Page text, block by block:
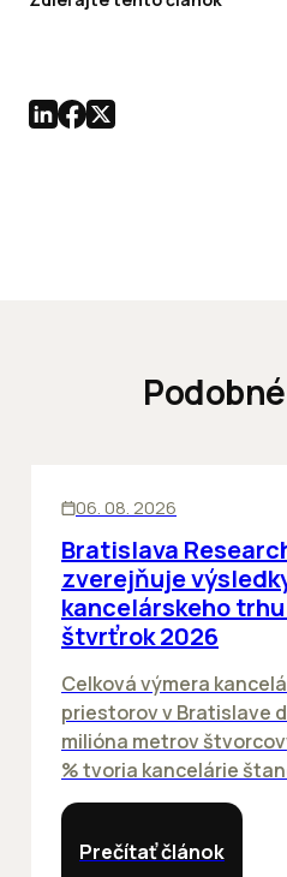
06. 08. 2026
Bratislava
zverejňuje
kancelárskeho trhu
štvrťrok 2026
Celková výmera
priestorov v Bratislave
milióna metrov
% tvoria kancelárie
Prečítať článok